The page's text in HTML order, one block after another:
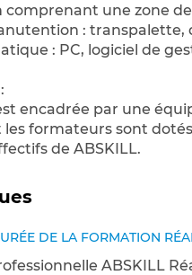
comprenant une zone
: transpalette,
: PC, logiciel de
encadrée par une
formateurs sont
de ABSKILL.
DE LA FORMATION
ABSKILL